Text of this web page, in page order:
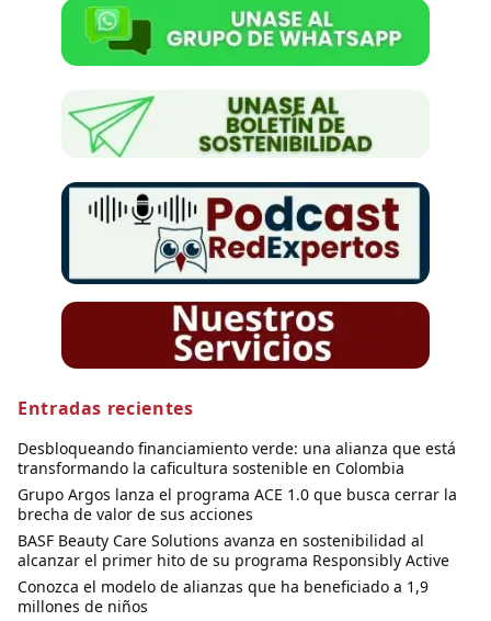
Entradas recientes
Desbloqueando financiamiento verde: una alianza que está
transformando la caficultura sostenible en Colombia
Grupo Argos lanza el programa ACE 1.0 que busca cerrar la
brecha de valor de sus acciones
BASF Beauty Care Solutions avanza en sostenibilidad al
alcanzar el primer hito de su programa Responsibly Active
Conozca el modelo de alianzas que ha beneficiado a 1,9
millones de niños